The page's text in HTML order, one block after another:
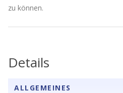
zu können.
Details
ALLGEMEINES